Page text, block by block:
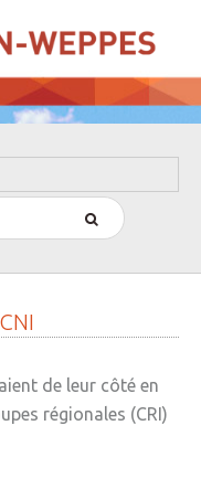
de leur côté en
régionales (CRI)